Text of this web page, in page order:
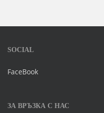
SOCIAL
FaceBook
ЗА ВРЪЗКА С НАС